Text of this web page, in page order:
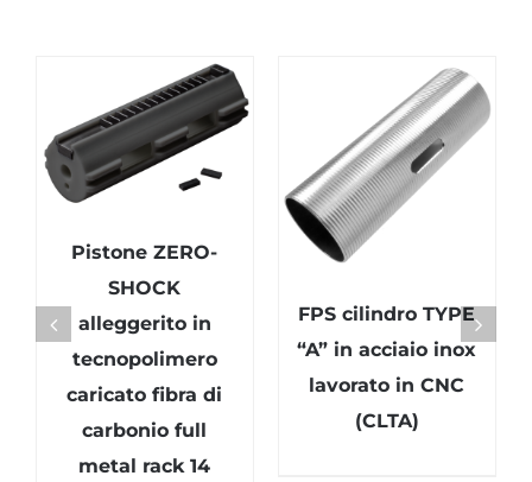
Pistone ZERO-
SHOCK
alleggerito in
tecnopolimero
caricato fibra di
carbonio full
metal rack 14
FPS cilindro TYPE
“A” in acciaio inox
lavorato in CNC
(CLTA)